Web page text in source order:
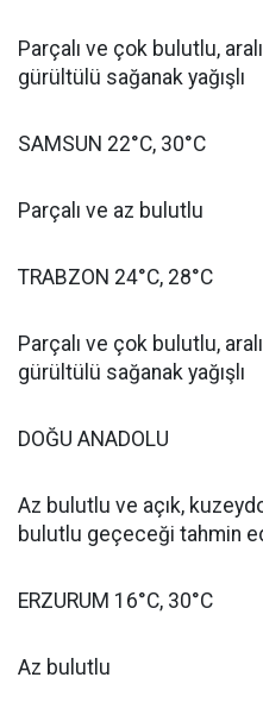
Parçalı ve çok bulutlu,
gürültülü sağanak yağışlı
SAMSUN 22°C, 30°C
Parçalı ve az bulutlu
TRABZON 24°C, 28°C
Parçalı ve çok bulutlu,
gürültülü sağanak yağışlı
DOĞU ANADOLU
Az bulutlu ve açık,
bulutlu geçeceği tahmin
ERZURUM 16°C, 30°C
Az bulutlu